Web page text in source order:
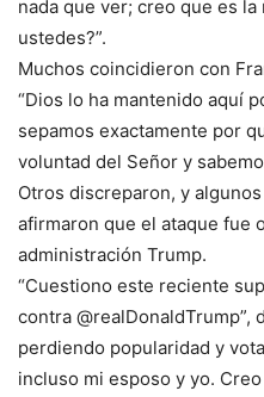
nada que ver; creo que es
ustedes?”.
Muchos coincidieron con
“Dios lo ha mantenido aquí
sepamos exactamente por
voluntad del Señor y
Otros discreparon, y
afirmaron que el ataque fue
administración Trump.
“Cuestiono este reciente
contra @realDonaldTrump”,
perdiendo popularidad y
incluso mi esposo y yo.